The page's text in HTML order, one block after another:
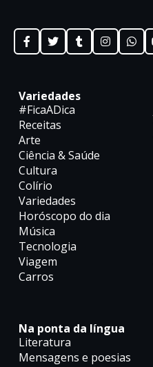
Variedades
#FicaADica
Receitas
Arte
Ciência & Saúde
Cultura
Colírio
Variedades
Horóscopo do dia
Música
Tecnologia
Viagem
Carros
Na ponta da língua
Literatura
Mensagens e poesias